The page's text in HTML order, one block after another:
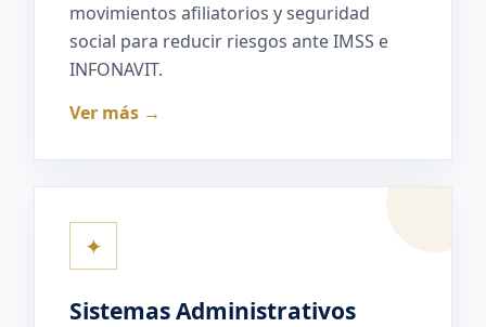
movimientos afiliatorios y seguridad
social para reducir riesgos ante IMSS e
INFONAVIT.
Ver más →
✦
Sistemas Administrativos